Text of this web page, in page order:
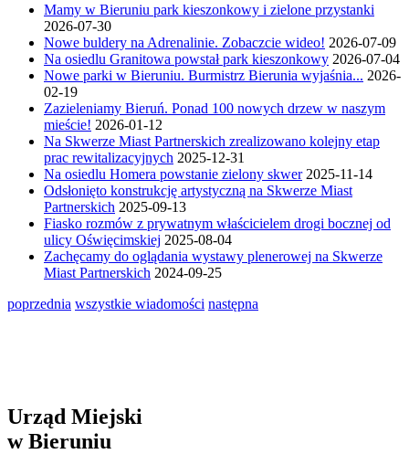
Mamy w Bieruniu park kieszonkowy i zielone przystanki
2026-07-30
Nowe buldery na Adrenalinie. Zobaczcie wideo! 2026-07-09
Na osiedlu Granitowa powstał park kieszonkowy 2026-07-04
Nowe parki w Bieruniu. Burmistrz Bierunia wyjaśnia... 2026-
02-19
Zazieleniamy Bieruń. Ponad 100 nowych drzew w naszym
mieście! 2026-01-12
Na Skwerze Miast Partnerskich zrealizowano kolejny etap
prac rewitalizacyjnych 2025-12-31
Na osiedlu Homera powstanie zielony skwer 2025-11-14
Odsłonięto konstrukcję artystyczną na Skwerze Miast
Partnerskich 2025-09-13
Fiasko rozmów z prywatnym właścicielem drogi bocznej od
ulicy Oświęcimskiej 2025-08-04
Zachęcamy do oglądania wystawy plenerowej na Skwerze
Miast Partnerskich 2024-09-25
poprzednia wszystkie wiadomości następna
Urząd Miejski
w Bieruniu